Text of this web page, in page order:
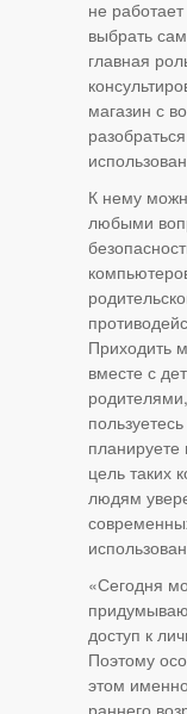
не
выбрать
главная
магазин с
К нему
любыми
Приходить
вместе с
планируете
цель таких
людям
«Сегодня
доступ к
Поэтому
этом